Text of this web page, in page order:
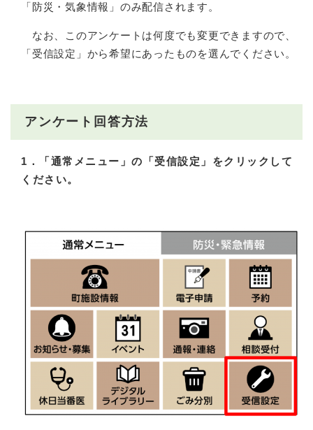
「防災・気象情報」のみ配信されます。
なお、このアンケートは何度でも変更できますので、
「受信設定」から希望にあったものを選んでください。
アンケート回答方法
1．「通常メニュー」の「受信設定」をクリックして
ください。